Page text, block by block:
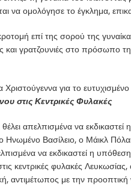
να ομολόγησε το έγκλημα,
επί της σορού της
γρατζουνιές στο πρόσωπο
για το ευτυχισμένο
στις Κεντρικές Φυλακές
θέλει απελπισμένα να
Βασίλειο, ο Μάικλ
να εκδικαστεί η
κεντρικές φυλακές
αντιμέτωπος με την